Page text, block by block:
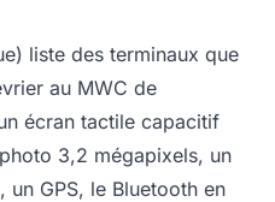
liste des terminaux que
au MWC de
écran tactile capacitif
3,2 mégapixels, un
GPS, le Bluetooth en